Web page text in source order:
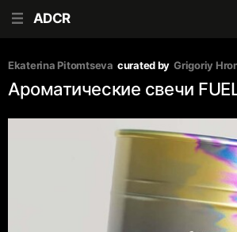
ADCR
Ekaterina Pitomtseva curated by Grigoriy
Ароматические свечи